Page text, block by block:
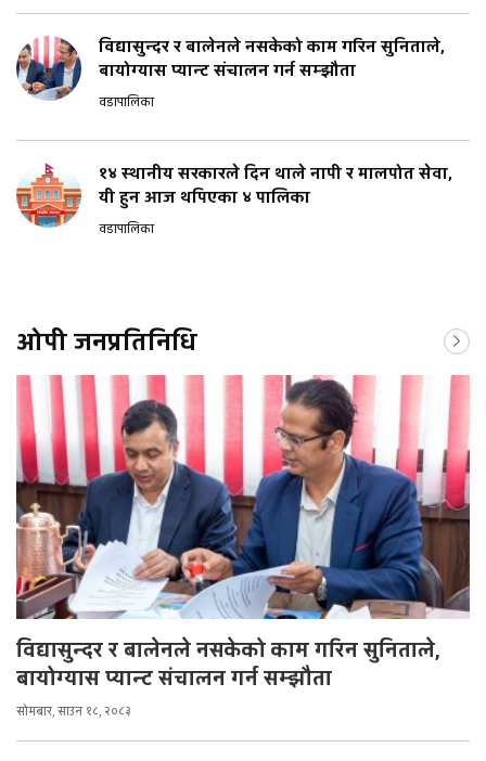
विद्यासुन्दर र बालेनले नसकेको काम गरिन सुनिताले,
बायोग्यास प्यान्ट संचालन गर्न सम्झौता
वडापालिका
१४ स्थानीय सरकारले दिन थाले नापी र मालपोत सेवा,
यी हुन आज थपिएका ४ पालिका
वडापालिका
ओपी जनप्रतिनिधि
विद्यासुन्दर र बालेनले नसकेको काम गरिन सुनिताले,
बायोग्यास प्यान्ट संचालन गर्न सम्झौता
सोमबार, साउन १८, २०८३